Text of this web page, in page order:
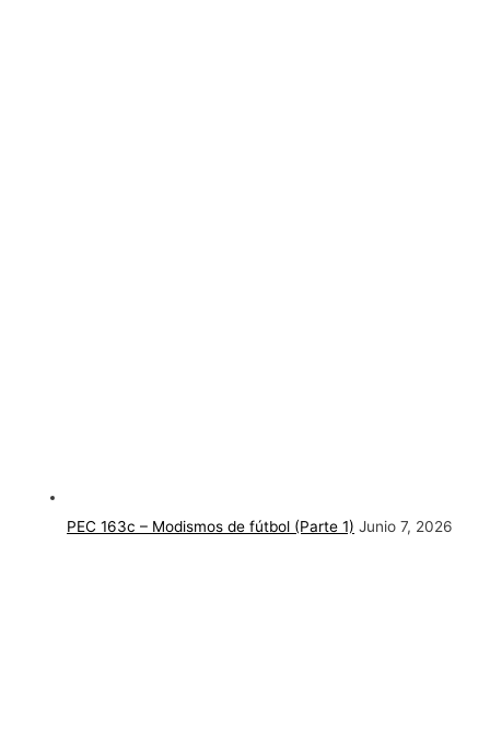
PEC 163c – Modismos de fútbol (Parte 1) Junio 7, 2026